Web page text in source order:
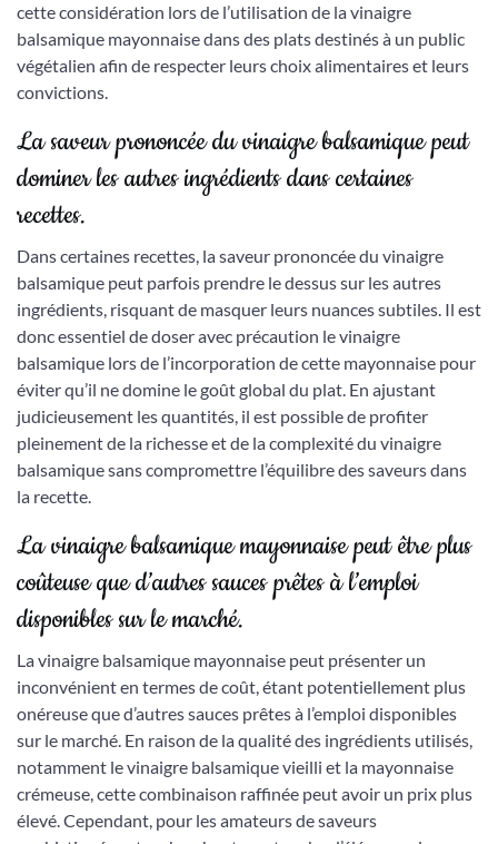
cette considération lors de l’utilisation de la vinaigre
balsamique mayonnaise dans des plats destinés à un public
végétalien afin de respecter leurs choix alimentaires et leurs
convictions.
La saveur prononcée du vinaigre balsamique peut
dominer les autres ingrédients dans certaines
recettes.
Dans certaines recettes, la saveur prononcée du vinaigre
balsamique peut parfois prendre le dessus sur les autres
ingrédients, risquant de masquer leurs nuances subtiles. Il est
donc essentiel de doser avec précaution le vinaigre
balsamique lors de l’incorporation de cette mayonnaise pour
éviter qu’il ne domine le goût global du plat. En ajustant
judicieusement les quantités, il est possible de profiter
pleinement de la richesse et de la complexité du vinaigre
balsamique sans compromettre l’équilibre des saveurs dans
la recette.
La vinaigre balsamique mayonnaise peut être plus
coûteuse que d’autres sauces prêtes à l’emploi
disponibles sur le marché.
La vinaigre balsamique mayonnaise peut présenter un
inconvénient en termes de coût, étant potentiellement plus
onéreuse que d’autres sauces prêtes à l’emploi disponibles
sur le marché. En raison de la qualité des ingrédients utilisés,
notamment le vinaigre balsamique vieilli et la mayonnaise
crémeuse, cette combinaison raffinée peut avoir un prix plus
élevé. Cependant, pour les amateurs de saveurs